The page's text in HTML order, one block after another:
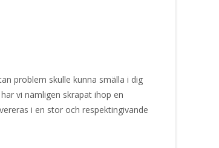
problem skulle kunna smälla i dig
vi nämligen skrapat ihop en
i en stor och respektingivande